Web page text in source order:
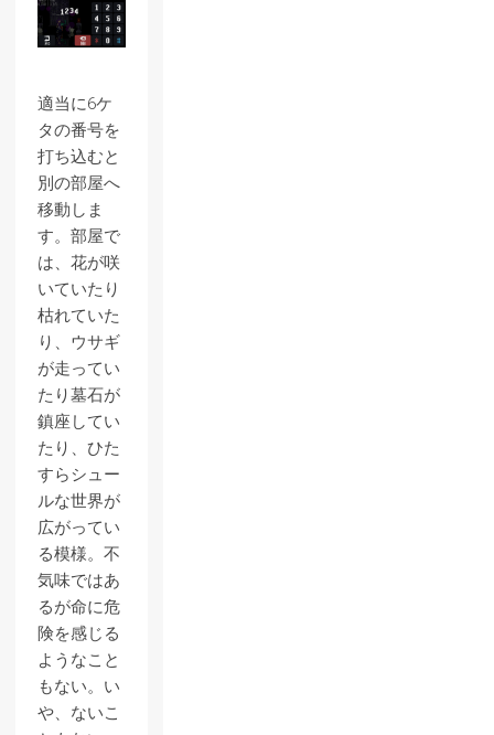
適当に6ケ
タの番号を
打ち込むと
別の部屋へ
移動しま
す。部屋で
は、花が咲
いていたり
枯れていた
り、ウサギ
が走ってい
たり墓石が
鎮座してい
たり、ひた
すらシュー
ルな世界が
広がってい
る模様。不
気味ではあ
るが命に危
険を感じる
ようなこと
もない。い
や、ないこ